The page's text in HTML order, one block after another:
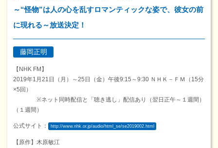
～“怪物”は人の心を乱すロマンティックな姿で、彼女の前
に現れる～放送決定！
藤岡正明
【NHK FM】
2019年1月21日（月）～25日（金）午後9:15～9:30 ＮＨＫ－ＦＭ（15分
×5回）
※ネット同時配信と「聴き逃し」配信あり（翌日正午～１週間）
（１週間）
公式サイト： http://www.nhk.or.jp/audio/html_se/se2019002.html
【原作】木原敏江